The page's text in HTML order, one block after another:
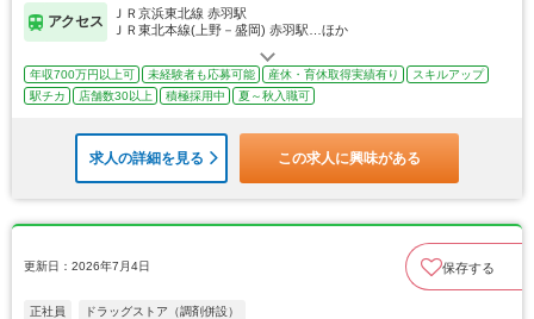
アクセス
ＪＲ京浜東北線 赤羽駅
ＪＲ東北本線(上野－盛岡) 赤羽駅…ほか
年収700万円以上可 未経験者も応募可能 産休・育休取得実績有り
スキルアップ
駅チカ
店舗数30以上 積極採用中 夏～秋入職可
求人の詳細を見る この求人に興味がある
更新日：2026年7月4日 保存する
正社員 ドラッグストア（調剤併設）